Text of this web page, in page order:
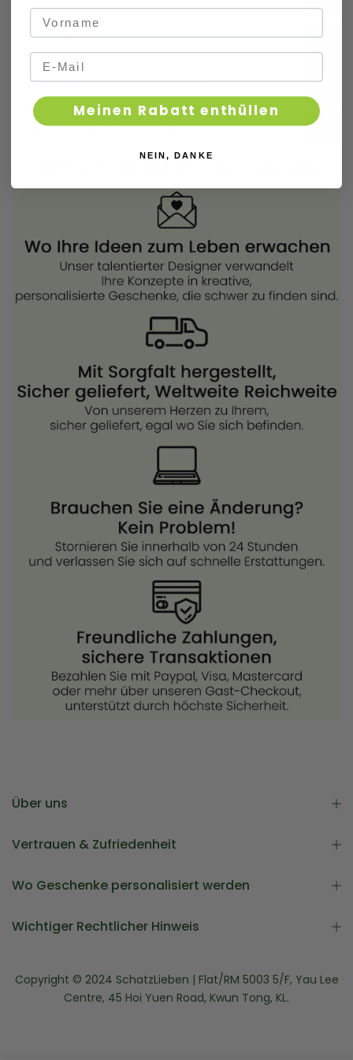
Versandinformationen
Stornierung und Rückerstattung
Häufig gestellte Fragen (FAQ)
Über uns
Vertrauen & Zufriedenheit
Wo Geschenke personalisiert werden
Wichtiger Rechtlicher Hinweis
Copyright © 2024 SchatzLieben | Flat/RM 5003 5/F, Yau Lee
Centre, 45 Hoi Yuen Road, Kwun Tong, KL.
Meinen Rabatt enthüllen
NEIN, DANKE